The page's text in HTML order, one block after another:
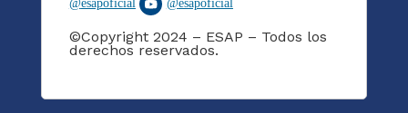
@esapoficial @esapoficial
©Copyright 2024 – ESAP – Todos los
derechos reservados.